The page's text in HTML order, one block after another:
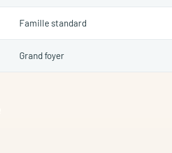
Famille standard
Grand foyer